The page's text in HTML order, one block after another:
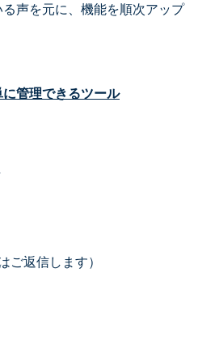
声を元に、機能を順次アップ
管理できるツール
ご返信します）